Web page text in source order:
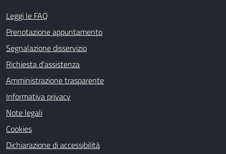
Leggi le FAQ
Prenotazione appuntamento
Segnalazione disservizio
Richiesta d'assistenza
Amministrazione trasparente
Informativa privacy
Note legali
Cookies
Dichiarazione di accessibilità